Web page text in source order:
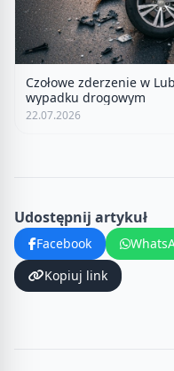
Czołowe zderzenie w
wypadku drogowym
22.07.2026
Udostępnij artykuł
Facebook
Kopiuj link